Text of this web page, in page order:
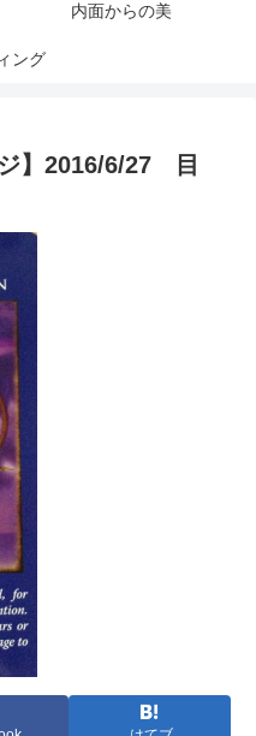
内面からの美
ング
】2016/6/27 目